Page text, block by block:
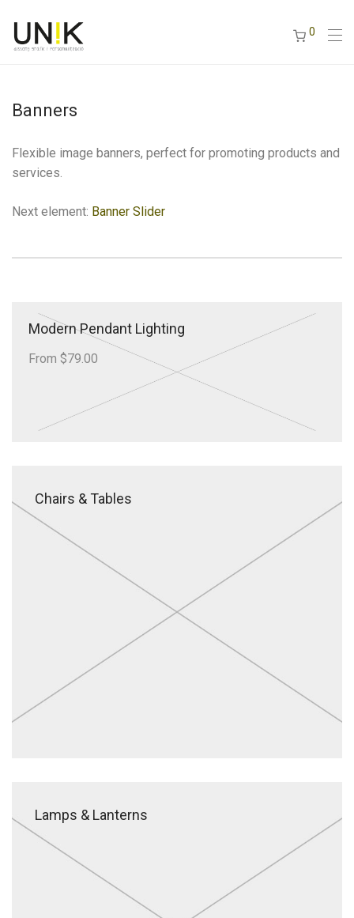
0
Banners
Flexible image banners, perfect for promoting products and
services.
Next element: Banner Slider
Modern Pendant Lighting
From $79.00
Chairs & Tables
Lamps & Lanterns